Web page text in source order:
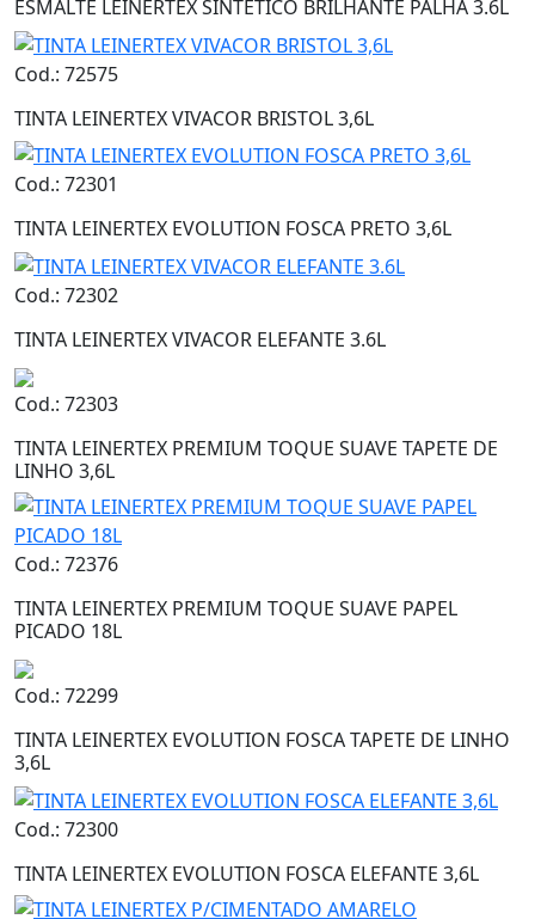
ESMALTE LEINERTEX SINTÉTICO BRILHANTE PALHA 3.6L
Cod.: 72575
TINTA LEINERTEX VIVACOR BRISTOL 3,6L
Cod.: 72301
TINTA LEINERTEX EVOLUTION FOSCA PRETO 3,6L
Cod.: 72302
TINTA LEINERTEX VIVACOR ELEFANTE 3.6L
Cod.: 72303
TINTA LEINERTEX PREMIUM TOQUE SUAVE TAPETE DE
LINHO 3,6L
Cod.: 72376
TINTA LEINERTEX PREMIUM TOQUE SUAVE PAPEL
PICADO 18L
Cod.: 72299
TINTA LEINERTEX EVOLUTION FOSCA TAPETE DE LINHO
3,6L
Cod.: 72300
TINTA LEINERTEX EVOLUTION FOSCA ELEFANTE 3,6L